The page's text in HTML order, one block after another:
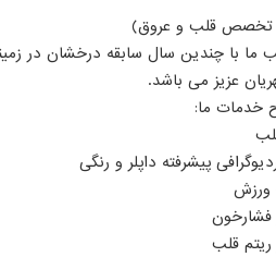
جنسی و بازگشت لذت
برای کاهش وزن طبیعی
تخصص قلب و عروق)
ما با چندین سال سابقه درخشان در
عزیز می باشد.
خدمات ما:
پیشرفته داپلر و رنگی
فشارخون
ریتم قلب